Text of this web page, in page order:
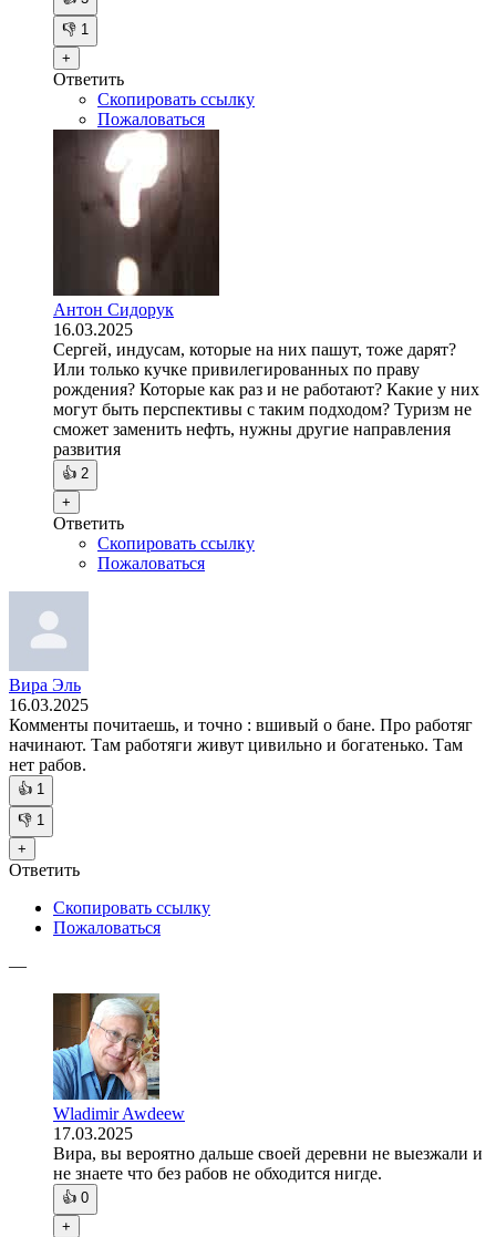
👎 1
+
Ответить
Скопировать ссылку
Пожаловаться
Антон Сидорук
16.03.2025
Сергей, индусам, которые на них пашут, тоже дарят?
Или только кучке привилегированных по праву
рождения? Которые как раз и не работают? Какие у них
могут быть перспективы с таким подходом? Туризм не
сможет заменить нефть, нужны другие направления
развития
👍 2
+
Ответить
Скопировать ссылку
Пожаловаться
Вира Эль
16.03.2025
Комменты почитаешь, и точно : вшивый о бане. Про работяг
начинают. Там работяги живут цивильно и богатенько. Там
нет рабов.
👍 1
👎 1
+
Ответить
Скопировать ссылку
Пожаловаться
—
Wladimir Awdeew
17.03.2025
Вира, вы вероятно дальше своей деревни не выезжали и
не знаете что без рабов не обходится нигде.
👍 0
+